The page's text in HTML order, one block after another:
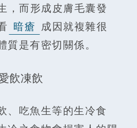
，而形成皮膚毛囊發
暗瘡 成因就複雜很
質是有密切關係。
飲凍飲
、吃魚生等的生冷食